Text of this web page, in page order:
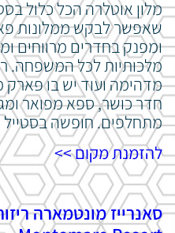
מלון אוטלרה הכל כלול
שאפשר לבקש ממלונות
ומפנק בחדרים מרווחים
מלכותיות לכל המשפחה.
מדהימה ועוד יש בו פארק
חדר כושר, ספא מפואר
מתחלפים. חופשה בסטייל
להזמנת מקום >>